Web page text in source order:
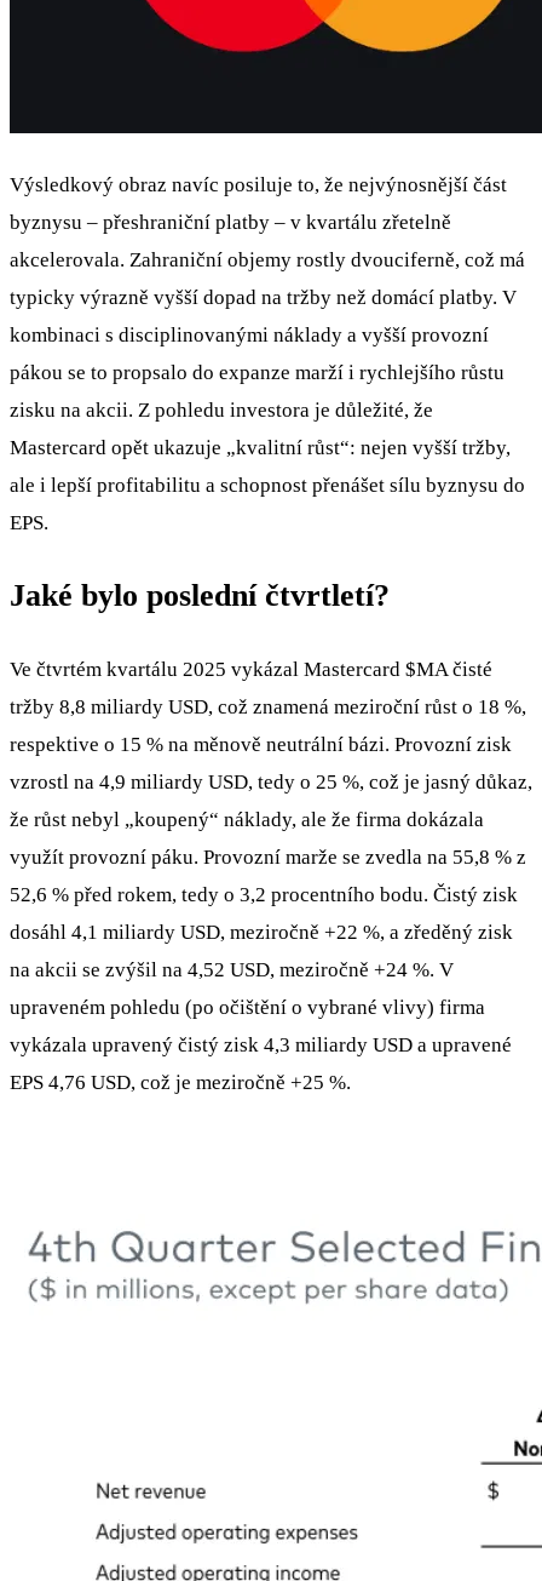
Výsledkový obraz navíc posiluje to, že nejvýnosnější část
byznysu – přeshraniční platby – v kvartálu zřetelně
akcelerovala. Zahraniční objemy rostly dvouciferně, což má
typicky výrazně vyšší dopad na tržby než domácí platby. V
kombinaci s disciplinovanými náklady a vyšší provozní
pákou se to propsalo do expanze marží i rychlejšího růstu
zisku na akcii. Z pohledu investora je důležité, že
Mastercard opět ukazuje „kvalitní růst“: nejen vyšší tržby,
ale i lepší profitabilitu a schopnost přenášet sílu byznysu do
EPS.
Jaké bylo poslední čtvrtletí?
Ve čtvrtém kvartálu 2025 vykázal Mastercard $MA čisté
tržby 8,8 miliardy USD, což znamená meziroční růst o 18 %,
respektive o 15 % na měnově neutrální bázi. Provozní zisk
vzrostl na 4,9 miliardy USD, tedy o 25 %, což je jasný důkaz,
že růst nebyl „koupený“ náklady, ale že firma dokázala
využít provozní páku. Provozní marže se zvedla na 55,8 % z
52,6 % před rokem, tedy o 3,2 procentního bodu. Čistý zisk
dosáhl 4,1 miliardy USD, meziročně +22 %, a zředěný zisk
na akcii se zvýšil na 4,52 USD, meziročně +24 %. V
upraveném pohledu (po očištění o vybrané vlivy) firma
vykázala upravený čistý zisk 4,3 miliardy USD a upravené
EPS 4,76 USD, což je meziročně +25 %.